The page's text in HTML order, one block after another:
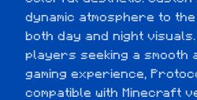
dynamic atmosphere to the
both day and night
players seeking a smooth
gaming experience,
compatible with Minecraft